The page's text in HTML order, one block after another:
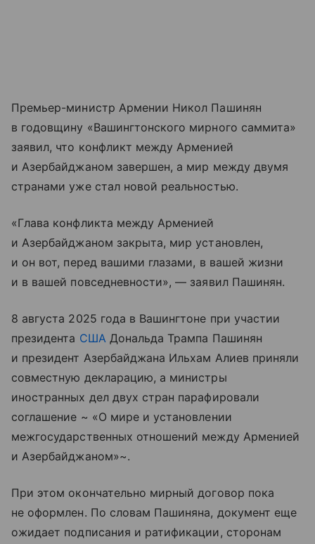
Премьер-министр Армении Никол Пашинян
в годовщину «Вашингтонского мирного саммита»
заявил, что конфликт между Арменией
и Азербайджаном завершен, а мир между двумя
странами уже стал новой реальностью.
«Глава конфликта между Арменией
и Азербайджаном закрыта, мир установлен,
и он вот, перед вашими глазами, в вашей жизни
и в вашей повседневности», — заявил Пашинян.
8 августа 2025 года в Вашингтоне при участии
президента СШАДональда Трампа Пашинян
и президент Азербайджана Ильхам Алиев приняли
совместную декларацию, а министры
иностранных дел двух стран парафировали
соглашение ~ «О мире и установлении
межгосударственных отношений между Арменией
и Азербайджаном»~.
При этом окончательно мирный договор пока
не оформлен. По словам Пашиняна, документ еще
ожидает подписания и ратификации, сторонам